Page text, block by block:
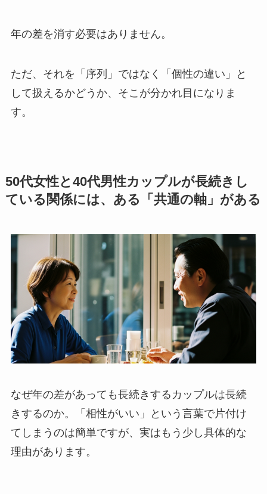
年の差を消す必要はありません。
ただ、それを「序列」ではなく「個性の違い」と
して扱えるかどうか、そこが分かれ目になりま
す。
50代女性と40代男性カップルが長続きし
ている関係には、ある「共通の軸」がある
なぜ年の差があっても長続きするカップルは長続
きするのか。「相性がいい」という言葉で片付け
てしまうのは簡単ですが、実はもう少し具体的な
理由があります。